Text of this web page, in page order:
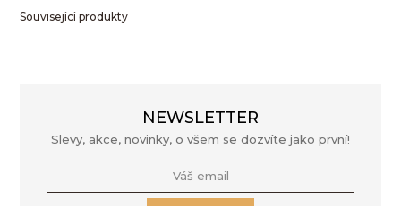
Související produkty
NEWSLETTER
Slevy, akce, novinky, o všem se dozvíte jako první!
Váš email